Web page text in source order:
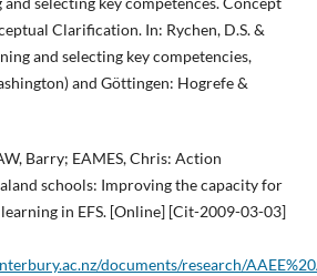
Clarification. In: Rychen, D.S. &
and selecting key competencies,
and Göttingen: Hogrefe &
Barry; EAMES, Chris: Action
schools: Improving the capacity for
in EFS. [Online] [Cit-2009-03-03]
documents/research/